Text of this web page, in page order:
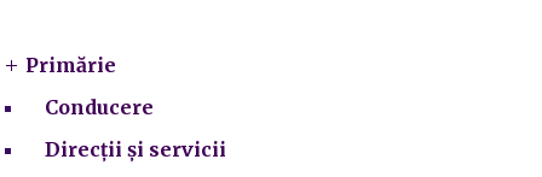
Primărie
Conducere
Direcții și servicii